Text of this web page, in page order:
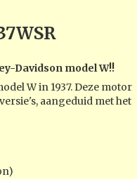
Davidson model W!!
W in 1937. Deze motor
aangeduid met het